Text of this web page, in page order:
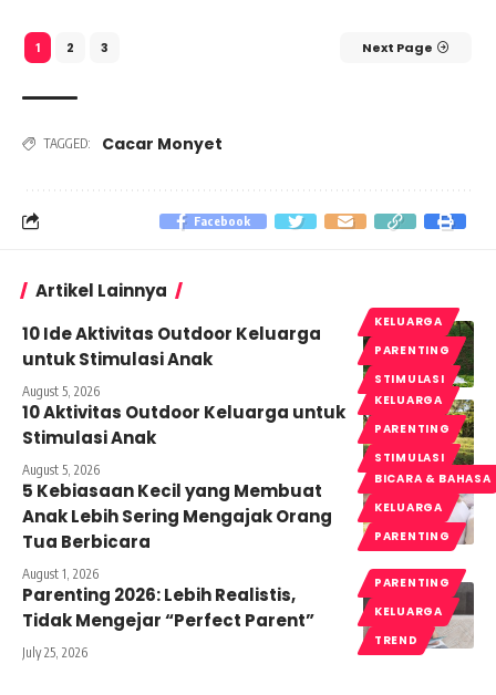
1 2 3 Next Page
TAGGED: Cacar Monyet
Facebook
Artikel Lainnya
KELUARGA
PARENTING
STIMULASI
10 Ide Aktivitas Outdoor Keluarga
untuk Stimulasi Anak
August 5, 2026
KELUARGA
PARENTING
STIMULASI
10 Aktivitas Outdoor Keluarga untuk
Stimulasi Anak
August 5, 2026
BICARA & BAHASA
KELUARGA
PARENTING
5 Kebiasaan Kecil yang Membuat
Anak Lebih Sering Mengajak Orang
Tua Berbicara
August 1, 2026
PARENTING
KELUARGA
TREND
Parenting 2026: Lebih Realistis,
Tidak Mengejar “Perfect Parent”
July 25, 2026